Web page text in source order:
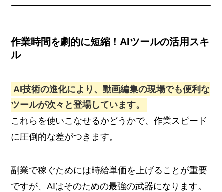
作業時間を劇的に短縮！AIツールの活用スキ
ル
AI技術の進化により、動画編集の現場でも便利な
ツールが次々と登場しています。
これらを使いこなせるかどうかで、作業スピード
に圧倒的な差がつきます。
副業で稼ぐためには時給単価を上げることが重要
ですが、AIはそのための最強の武器になります。